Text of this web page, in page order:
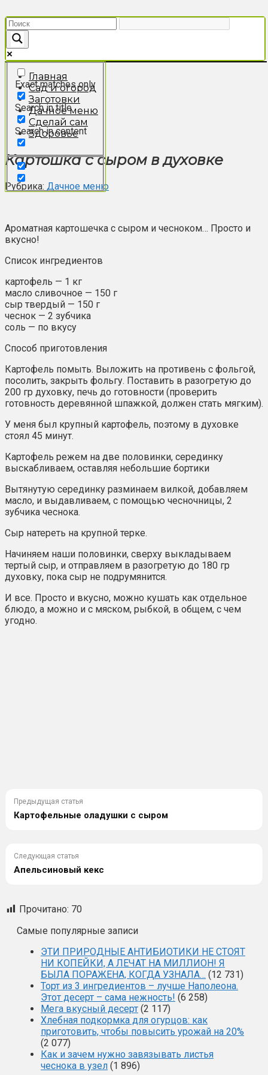
к
контенту
Exact matches only
Search in title
Search in content
Главная
Сад и огород
Заготовки
Дачное меню
Сделай сам
Здоровье
Картошка с сыром в духовке
Рубрика: Дачное меню
Ароматная картошечка с сыром и чесноком… Просто и
вкусно!
Список ингредиентов
картофель — 1 кг
масло сливочное — 150 г
сыр твердый — 150 г
чеснок — 2 зубчика
соль — по вкусу
Способ приготовления
Картофель помыть. Выложить на противень с фольгой,
посолить, закрыть фольгу. Поставить в разогретую до
200 гр духовку, печь до готовности (проверить
готовность деревянной шпажкой, должен стать мягким).
У меня был крупный картофель, поэтому в духовке
стоял 45 минут.
Картофель режем на две половинки, серединку
выскабливаем, оставляя небольшие бортики
Вытянутую серединку разминаем вилкой, добавляем
масло, и выдавливаем, с помощью чесночницы, 2
зубчика чеснока.
Сыр натереть на крупной терке.
Начиняем наши половинки, сверху выкладываем
тертый сыр, и отправляем в разогретую до 180 гр
духовку, пока сыр не подрумянится.
И все. Просто и вкусно, можно кушать как отдельное
блюдо, а можно и с мяском, рыбкой, в общем, с чем
угодно.
Предыдущая статья
Картофельные оладушки с сыром
Следующая статья
Апельсиновый кекс
Прочитано: 70
Самые популярные записи
ЭТИ ПРИРОДНЫЕ АНТИБИОТИКИ НЕ СТОЯТ
НИ КОПЕЙКИ, А ЛЕЧАТ НА МИЛЛИОН! Я
БЫЛА ПОРАЖЕНА, КОГДА УЗНАЛА… (12 731)
Торт из 3 ингредиентов – лучше Наполеона.
Этот десерт – сама нежность! (6 258)
Мега вкусный десерт (2 117)
Хлебная подкормка для огурцов: как
приготовить, чтобы повысить урожай на 20%
(2 077)
Как и зачем нужно завязывать листья
чеснока в узел (1 896)